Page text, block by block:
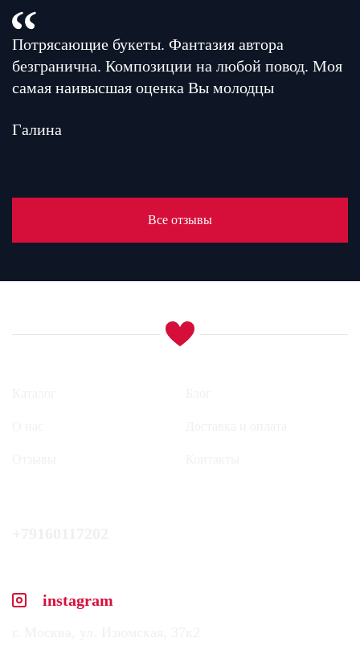
Потрясающие букеты. Фантазия автора
безгранична. Композиции на любой повод. Моя
самая наивысшая оценка Вы молодцы
Галина
Все отзывы
instagram